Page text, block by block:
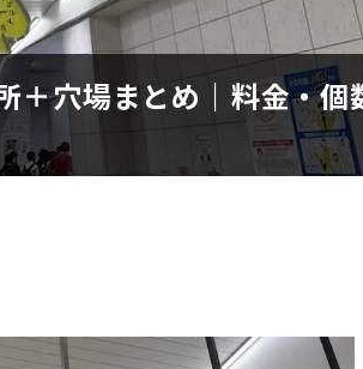
＋穴場まとめ｜料金・個